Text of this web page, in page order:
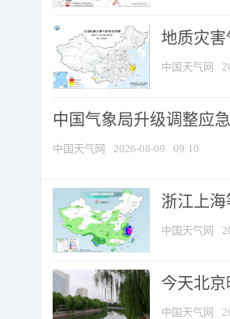
地质灾
中国天气网
中国气象局升级调整应
中国天气网 2026-08-09 09:10
浙江上
中国天气网
今天北
中国天气网